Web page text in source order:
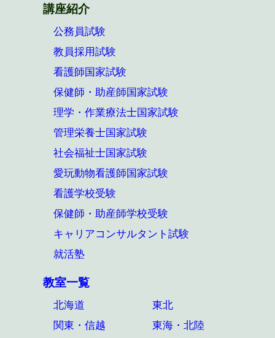
講座紹介
公務員試験
教員採用試験
看護師国家試験
保健師・助産師国家試験
理学・作業療法士国家試験
管理栄養士国家試験
社会福祉士国家試験
愛玩動物看護師国家試験
看護学校受験
保健師・助産師学校受験
キャリアコンサルタント試験
就活塾
教室一覧
北海道
東北
関東・信越
東海・北陸